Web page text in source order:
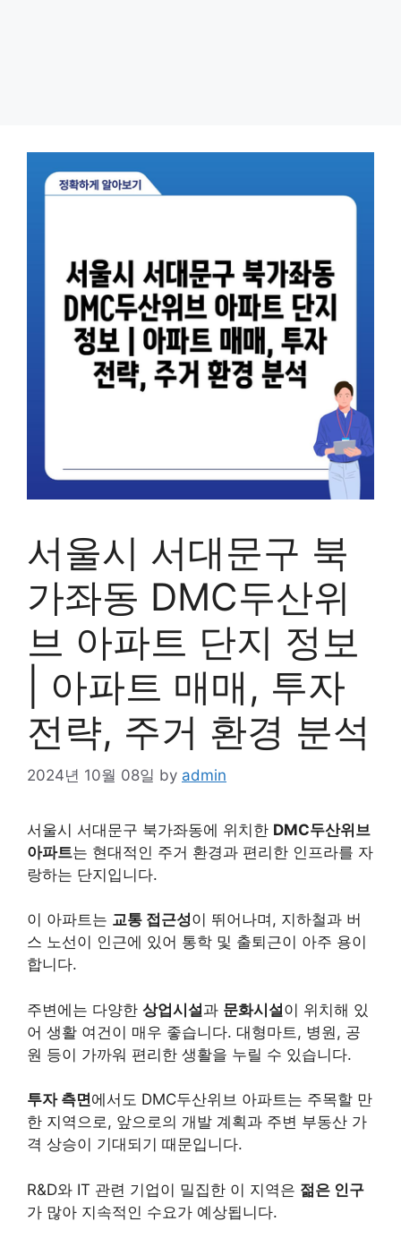
서울시 서대문구 북
가좌동 DMC두산위
브 아파트 단지 정보
| 아파트 매매, 투자
전략, 주거 환경 분석
2024년 10월 08일 by admin
서울시 서대문구 북가좌동에 위치한 DMC두산위브
아파트는 현대적인 주거 환경과 편리한 인프라를 자
랑하는 단지입니다.
이 아파트는 교통 접근성이 뛰어나며, 지하철과 버
스 노선이 인근에 있어 통학 및 출퇴근이 아주 용이
합니다.
주변에는 다양한 상업시설과 문화시설이 위치해 있
어 생활 여건이 매우 좋습니다. 대형마트, 병원, 공
원 등이 가까워 편리한 생활을 누릴 수 있습니다.
투자 측면에서도 DMC두산위브 아파트는 주목할 만
한 지역으로, 앞으로의 개발 계획과 주변 부동산 가
격 상승이 기대되기 때문입니다.
R&D와 IT 관련 기업이 밀집한 이 지역은 젊은 인구
가 많아 지속적인 수요가 예상됩니다.